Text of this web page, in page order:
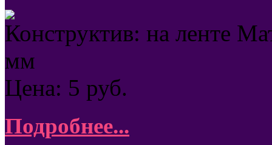
Конструктив: на ленте
мм
Цена: 5 руб.
Подробнее...